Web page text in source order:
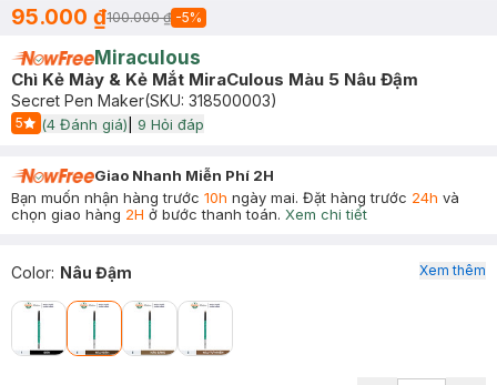
95.000 ₫100.000 ₫ -5%
Miraculous
Chì Kẻ Mày & Kẻ Mắt MiraCulous Màu 5 Nâu Đậm
Secret Pen Maker(SKU: 318500003)
5
Start Icon
(4 Đánh giá) 9 Hỏi đáp
Giao Nhanh Miễn Phí 2H
Bạn muốn nhận hàng trước 10h ngày mai. Đặt hàng trước 24h và
chọn giao hàng 2H ở bước thanh toán. Xem chi tiết
Color: Nâu Đậm Xem thêm